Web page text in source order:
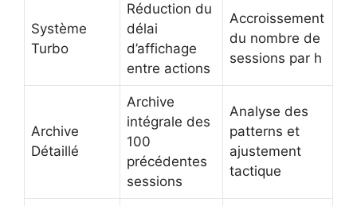
Système
Turbo
Réduction du
délai
d’affichage
entre actions
Accroissement
du nombre de
sessions par h
Archive
Détaillé
Archive
intégrale des
100
précédentes
sessions
Analyse des
patterns et
ajustement
tactique